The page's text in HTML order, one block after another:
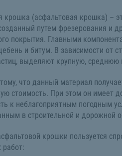
крошка (асфальтовая крошка) –
путем фрезерования и
покрытия. Главными
и битум. В зависимости от
выделяют крупную,
что данный материал
стоимость. При этом он имеет
к неблагоприятным погодным
в строительной и дорожной
крошки пользуется